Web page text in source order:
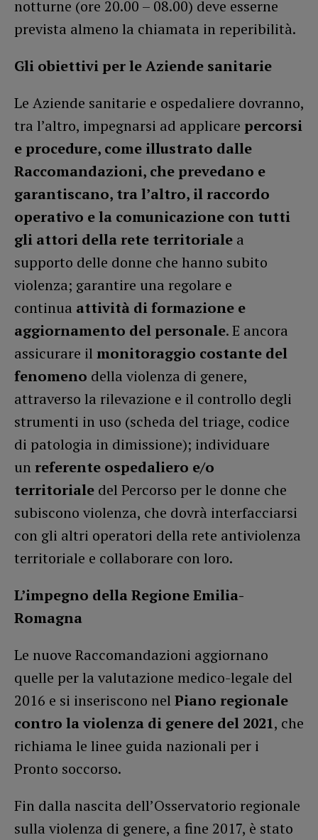
notturne (ore 20.00 – 08.00) deve esserne
prevista almeno la chiamata in reperibilità.
Gli obiettivi per le Aziende sanitarie
Le Aziende sanitarie e ospedaliere dovranno,
tra l’altro, impegnarsi ad applicare percorsi
e procedure, come illustrato dalle
Raccomandazioni, che prevedano e
garantiscano, tra l’altro, il raccordo
operativo e la comunicazione con tutti
gli attori della rete territoriale a
supporto delle donne che hanno subito
violenza; garantire una regolare e
continua attività di formazione e
aggiornamento del personale. E ancora
assicurare il monitoraggio costante del
fenomeno della violenza di genere,
attraverso la rilevazione e il controllo degli
strumenti in uso (scheda del triage, codice
di patologia in dimissione); individuare
unreferente ospedaliero e/o
territoriale del Percorso per le donne che
subiscono violenza, che dovrà interfacciarsi
con gli altri operatori della rete antiviolenza
territoriale e collaborare con loro.
L’impegno della Regione Emilia-
Romagna
Le nuove Raccomandazioni aggiornano
quelle per la valutazione medico-legale del
2016 e si inseriscono nel Piano regionale
contro la violenza di genere del 2021, che
richiama le linee guida nazionali per i
Pronto soccorso.
Fin dalla nascita dell’Osservatorio regionale
sulla violenza di genere, a fine 2017, è stato